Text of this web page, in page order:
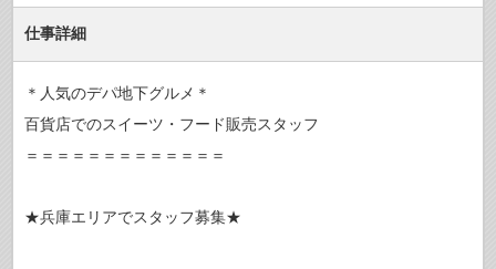
仕事詳細
＊人気のデパ地下グルメ＊
百貨店でのスイーツ・フード販売スタッフ
＝＝＝＝＝＝＝＝＝＝＝＝＝
★兵庫エリアでスタッフ募集★